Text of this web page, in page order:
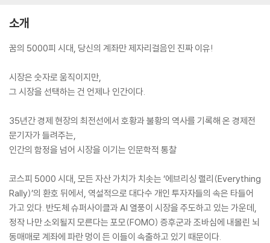
소개
꿈의 5000피 시대, 당신의 계좌만 제자리걸음인 진짜 이유!
시장은 숫자로 움직이지만,
그 시장을 선택하는 건 언제나 인간이다.
35년간 경제 현장의 최전선에서 호황과 불황의 역사를 기록해 온 경제전
문기자가 들려주는,
인간의 함정을 넘어 시장을 이기는 인문학적 통찰
코스피 5000 시대, 모든 자산 가치가 치솟는 ‘에브리싱 랠리(Everything
Rally)’의 환호 뒤에서, 역설적으로 대다수 개인 투자자들의 속은 타들어
가고 있다. 반도체 슈퍼사이클과 AI 열풍이 시장을 주도하고 있는 가운데,
정작 나만 소외될지 모른다는 포모(FOMO) 증후군과 조바심에 내몰린 뇌
동매매로 계좌에 파란 멍이 든 이들이 속출하고 있기 때문이다.